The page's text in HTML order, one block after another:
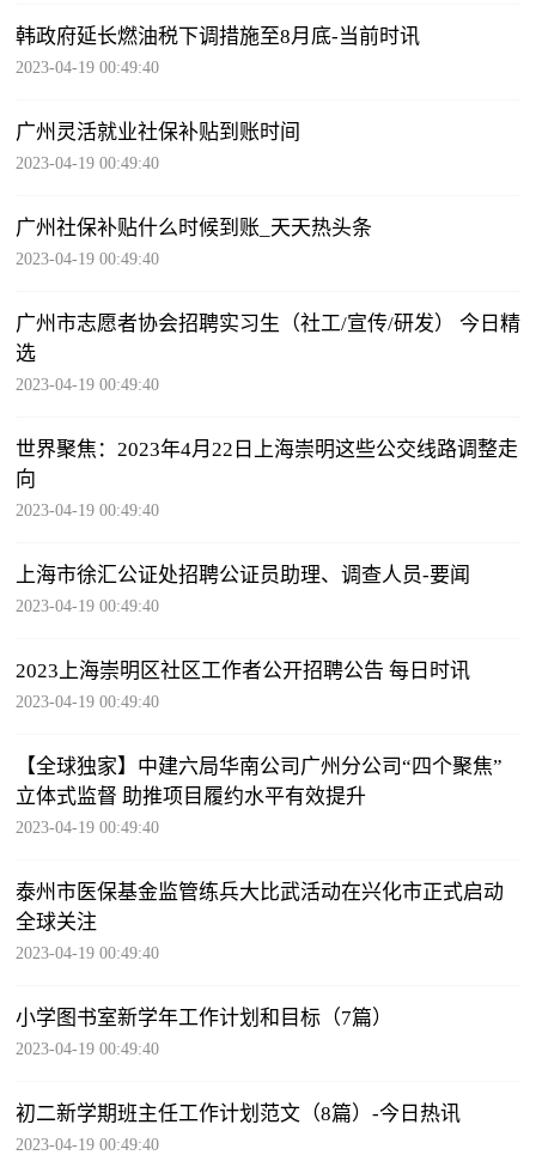
韩政府延长燃油税下调措施至8月底-当前时讯
2023-04-19 00:49:40
广州灵活就业社保补贴到账时间
2023-04-19 00:49:40
广州社保补贴什么时候到账_天天热头条
2023-04-19 00:49:40
广州市志愿者协会招聘实习生（社工/宣传/研发） 今日精
选
2023-04-19 00:49:40
世界聚焦：2023年4月22日上海崇明这些公交线路调整走
向
2023-04-19 00:49:40
上海市徐汇公证处招聘公证员助理、调查人员-要闻
2023-04-19 00:49:40
2023上海崇明区社区工作者公开招聘公告 每日时讯
2023-04-19 00:49:40
【全球独家】中建六局华南公司广州分公司“四个聚焦”
立体式监督 助推项目履约水平有效提升
2023-04-19 00:49:40
泰州市医保基金监管练兵大比武活动在兴化市正式启动
全球关注
2023-04-19 00:49:40
小学图书室新学年工作计划和目标（7篇）
2023-04-19 00:49:40
初二新学期班主任工作计划范文（8篇）-今日热讯
2023-04-19 00:49:40